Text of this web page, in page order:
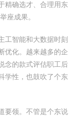
精确选才、合理用东
座成果。
工智能和大数据时刻
优化。越来越多的企
念的款式评估职工后
学性，也鼓吹了个东
要领。不管是个东说